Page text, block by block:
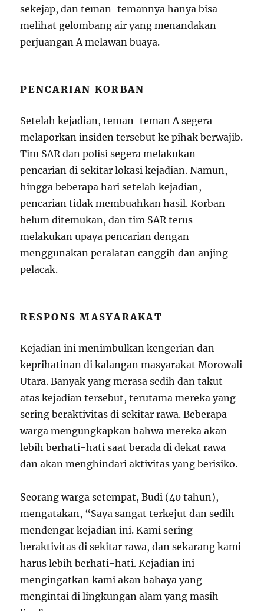
sekejap, dan teman-temannya hanya bisa
melihat gelombang air yang menandakan
perjuangan A melawan buaya.
PENCARIAN KORBAN
Setelah kejadian, teman-teman A segera
melaporkan insiden tersebut ke pihak berwajib.
Tim SAR dan polisi segera melakukan
pencarian di sekitar lokasi kejadian. Namun,
hingga beberapa hari setelah kejadian,
pencarian tidak membuahkan hasil. Korban
belum ditemukan, dan tim SAR terus
melakukan upaya pencarian dengan
menggunakan peralatan canggih dan anjing
pelacak.
RESPONS MASYARAKAT
Kejadian ini menimbulkan kengerian dan
keprihatinan di kalangan masyarakat Morowali
Utara. Banyak yang merasa sedih dan takut
atas kejadian tersebut, terutama mereka yang
sering beraktivitas di sekitar rawa. Beberapa
warga mengungkapkan bahwa mereka akan
lebih berhati-hati saat berada di dekat rawa
dan akan menghindari aktivitas yang berisiko.
Seorang warga setempat, Budi (40 tahun),
mengatakan, “Saya sangat terkejut dan sedih
mendengar kejadian ini. Kami sering
beraktivitas di sekitar rawa, dan sekarang kami
harus lebih berhati-hati. Kejadian ini
mengingatkan kami akan bahaya yang
mengintai di lingkungan alam yang masih